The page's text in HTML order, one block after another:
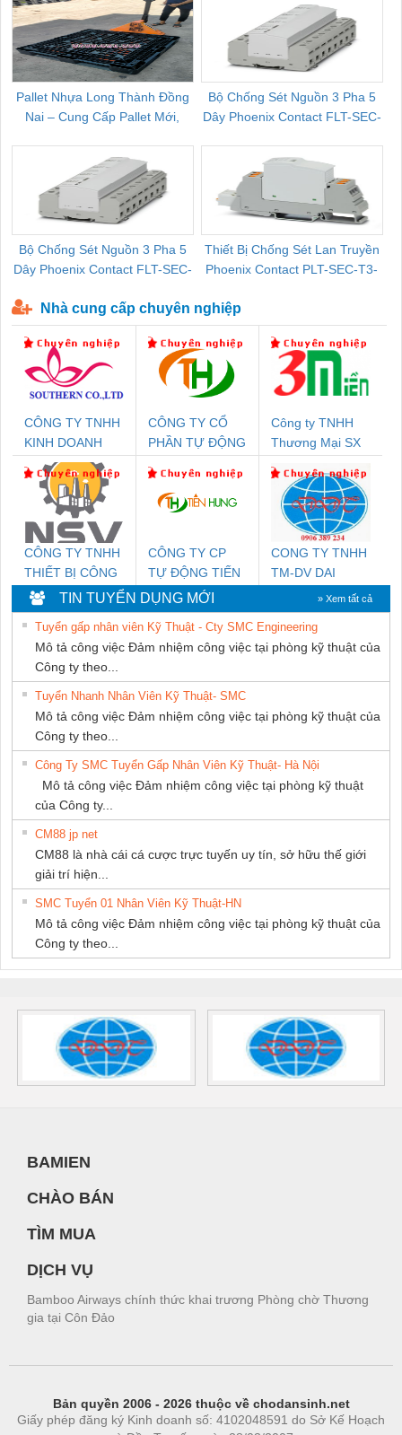
Pallet Nhựa Long Thành Đồng
Nai – Cung Cấp Pallet Mới,
Bộ Chống Sét Nguồn 3 Pha 5
Dây Phoenix Contact FLT-SEC-
Bộ Chống Sét Nguồn 3 Pha 5
Dây Phoenix Contact FLT-SEC-
Thiết Bị Chống Sét Lan Truyền
Phoenix Contact PLT-SEC-T3-
Nhà cung cấp chuyên nghiệp
CÔNG TY TNHH
KINH DOANH
DỊCH VỤ XNK
PHƯƠNG NAM
CÔNG TY CỔ
PHẦN TỰ ĐỘNG
Công ty TNHH
Thương Mại SX
CÔNG TY TNHH
THIẾT BỊ CÔNG
NGHIỆP NIHON
SETSUBI VIỆT
NAM
CÔNG TY CP
TỰ ĐỘNG TIẾN
HƯNG
CONG TY TNHH
TM-DV DAI
DONG THANH
TIN TUYỂN DỤNG MỚI » Xem tất cả
Tuyển gấp nhân viên Kỹ Thuật - Cty SMC Engineering
Mô tả công việc Đảm nhiệm công việc tại phòng kỹ thuật của
Công ty theo...
Tuyển Nhanh Nhân Viên Kỹ Thuật- SMC
Mô tả công việc Đảm nhiệm công việc tại phòng kỹ thuật của
Công ty theo...
Công Ty SMC Tuyển Gấp Nhân Viên Kỹ Thuật- Hà Nội
Mô tả công việc Đảm nhiệm công việc tại phòng kỹ thuật
của Công ty...
CM88 jp net
CM88 là nhà cái cá cược trực tuyến uy tín, sở hữu thế giới
giải trí hiện...
SMC Tuyển 01 Nhân Viên Kỹ Thuật-HN
Mô tả công việc Đảm nhiệm công việc tại phòng kỹ thuật của
Công ty theo...
BAMIEN
CHÀO BÁN
TÌM MUA
DỊCH VỤ
Bamboo Airways chính thức khai trương Phòng chờ Thương
gia tại Côn Đảo
Bản quyền 2006 - 2026 thuộc về chodansinh.net
Giấy phép đăng ký Kinh doanh số: 4102048591 do Sở Kế Hoạch